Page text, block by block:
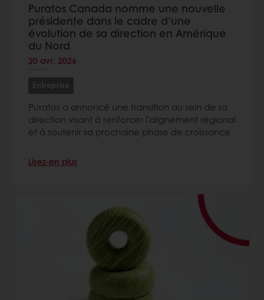
Puratos Canada nomme une nouvelle
présidente dans le cadre d’une
évolution de sa direction en Amérique
du Nord
20 avr. 2026
Entreprise
Puratos a annoncé une transition au sein de sa
direction visant à renforcer l’alignement régional
et à soutenir sa prochaine phase de croissance
Lisez-en plus